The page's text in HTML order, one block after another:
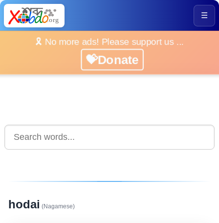
☰
🎗️ No more ads! Please support us ...
💝Donate
hodai (Nagamese)